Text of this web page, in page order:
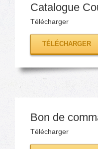
Catalogue
Télécharger
TÉLÉCHARGER
Bon de
Télécharger